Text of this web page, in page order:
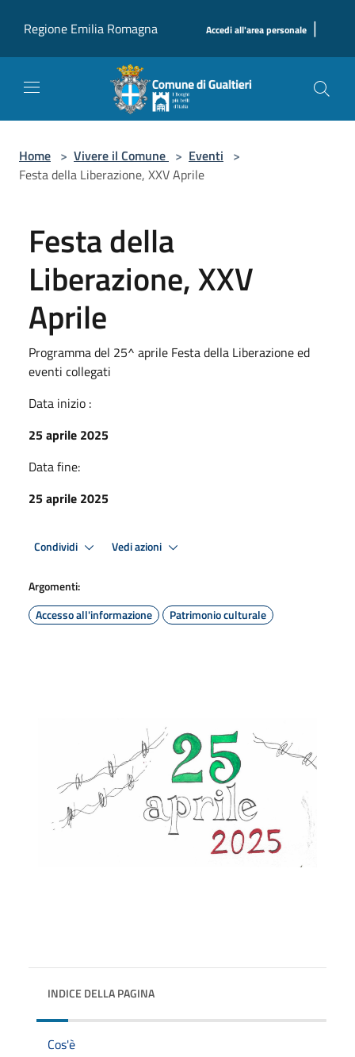
Regione Emilia Romagna
Accedi all'area personale |
Home > Vivere il Comune > Eventi >
Festa della Liberazione, XXV Aprile
Festa della
Liberazione, XXV
Aprile
Programma del 25^ aprile Festa della Liberazione ed
eventi collegati
Data inizio :
25 aprile 2025
Data fine:
25 aprile 2025
Condividi Vedi azioni
Argomenti:
Accesso all'informazione
Patrimonio culturale
INDICE DELLA PAGINA
Cos'è